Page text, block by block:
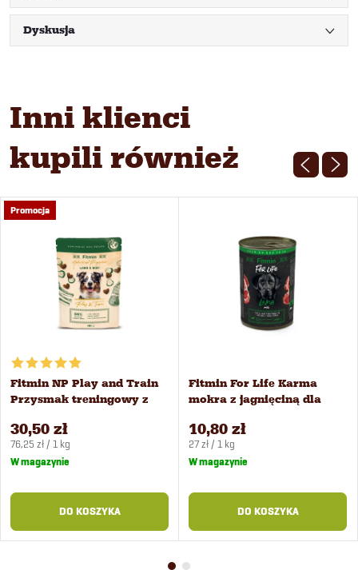
Dyskusja
Inni klienci
kupili również
Promocja
Fitmin NP Play and Train
Przysmak treningowy z
g
30,50 zł
Cena
jednostkowa:
76,25 zł / 1 kg
W magazynie
DO KOSZYKA
Fitmin For Life Karma
mokra z jagnięciną dla
10,80 zł
Cena
jednostkowa:
27 zł / 1 kg
W magazynie
DO KOSZYKA